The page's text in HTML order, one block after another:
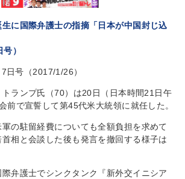
生に国際弁護士の指摘「日本が中国封じ込
）
日号（2017/1/26）
ランプ氏（70）は20日（日本時間21日午
前で宣誓して第45代米大統領に就任した。
軍の駐留経費についても全額負担を求めて
相と会談した後も発言を撤回する様子は
弁護士でシンクタンク『新外交イニシア